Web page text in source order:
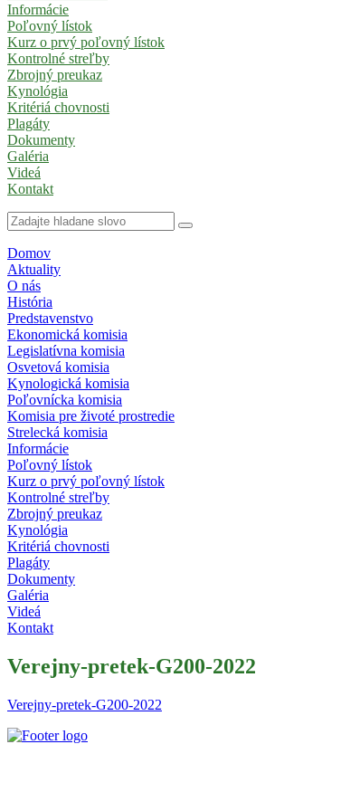
Informácie
Poľovný lístok
Kurz o prvý poľovný lístok
Kontrolné streľby
Zbrojný preukaz
Kynológia
Kritériá chovnosti
Plagáty
Dokumenty
Galéria
Videá
Kontakt
Domov
Aktuality
O nás
História
Predstavenstvo
Ekonomická komisia
Legislatívna komisia
Osvetová komisia
Kynologická komisia
Poľovnícka komisia
Komisia pre životé prostredie
Strelecká komisia
Informácie
Poľovný lístok
Kurz o prvý poľovný lístok
Kontrolné streľby
Zbrojný preukaz
Kynológia
Kritériá chovnosti
Plagáty
Dokumenty
Galéria
Videá
Kontakt
Verejny-pretek-G200-2022
Verejny-pretek-G200-2022